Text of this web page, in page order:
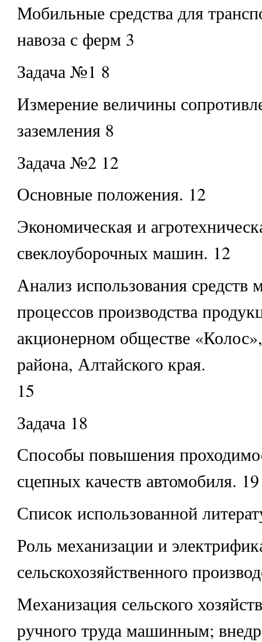
Мобильные средства для
навоза с ферм 3
Задача №1 8
Измерение величины
заземления 8
Задача №2 12
Основные положения. 12
Экономическая и
свеклоуборочных машин. 12
Анализ использования средств
процессов производства
акционерном обществе
района, Алтайского края.
15
Задача 18
Способы повышения
сцепных качеств автомобиля. 19
Список использованной
Роль механизации и
сельскохозяйственного
Механизация сельского
ручного труда машинным;